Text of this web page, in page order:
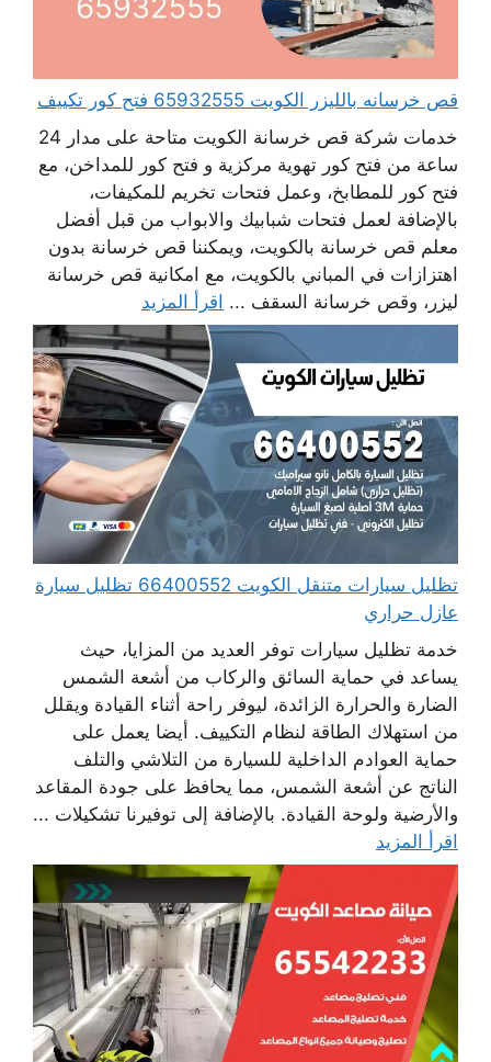
قص خرسانه بالليزر الكويت 65932555 فتح كور تكييف
خدمات شركة قص خرسانة الكويت متاحة على مدار 24
ساعة من فتح كور تهوية مركزية و فتح كور للمداخن، مع
فتح كور للمطابخ، وعمل فتحات تخريم للمكيفات،
بالإضافة لعمل فتحات شبابيك والابواب من قبل أفضل
معلم قص خرسانة بالكويت، ويمكننا قص خرسانة بدون
اهتزازات في المباني بالكويت، مع امكانية قص خرسانة
ليزر، وقص خرسانة السقف ... اقرأ المزيد
تظليل سيارات متنقل الكويت 66400552 تظليل سيارة
عازل حراري
خدمة تظليل سيارات توفر العديد من المزايا، حيث
يساعد في حماية السائق والركاب من أشعة الشمس
الضارة والحرارة الزائدة، ليوفر راحة أثناء القيادة ويقلل
من استهلاك الطاقة لنظام التكييف. أيضا يعمل على
حماية العوادم الداخلية للسيارة من التلاشي والتلف
الناتج عن أشعة الشمس، مما يحافظ على جودة المقاعد
والأرضية ولوحة القيادة. بالإضافة إلى توفيرنا تشكيلات ...
اقرأ المزيد